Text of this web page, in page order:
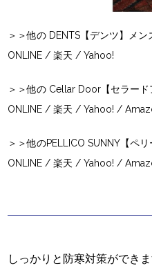
＞＞他の DENTS【デンツ】メン
ONLINE /楽天 /Yahoo!
＞＞他の Cellar Door【セラー
ONLINE /楽天 /Yahoo! /
＞＞他のPELLICO SUNNY【ペ
ONLINE /楽天 /Yahoo! /
しっかりと防寒対策ができま